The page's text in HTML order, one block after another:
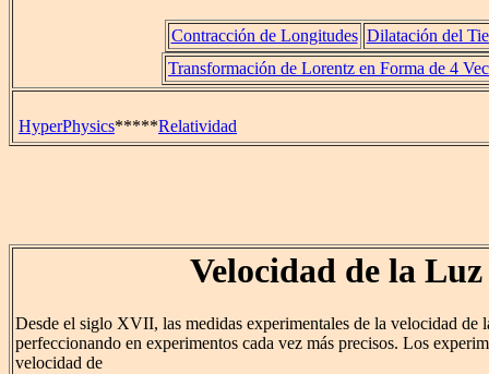
Contracción de Longitudes Dilatación del
Transformación de Lorentz en Forma de 4
HyperPhysics*****Relatividad
Velocidad de la Luz
Desde el siglo XVII, las medidas experimentales de la velocidad de
perfeccionando en experimentos cada vez más precisos. Los
velocidad de